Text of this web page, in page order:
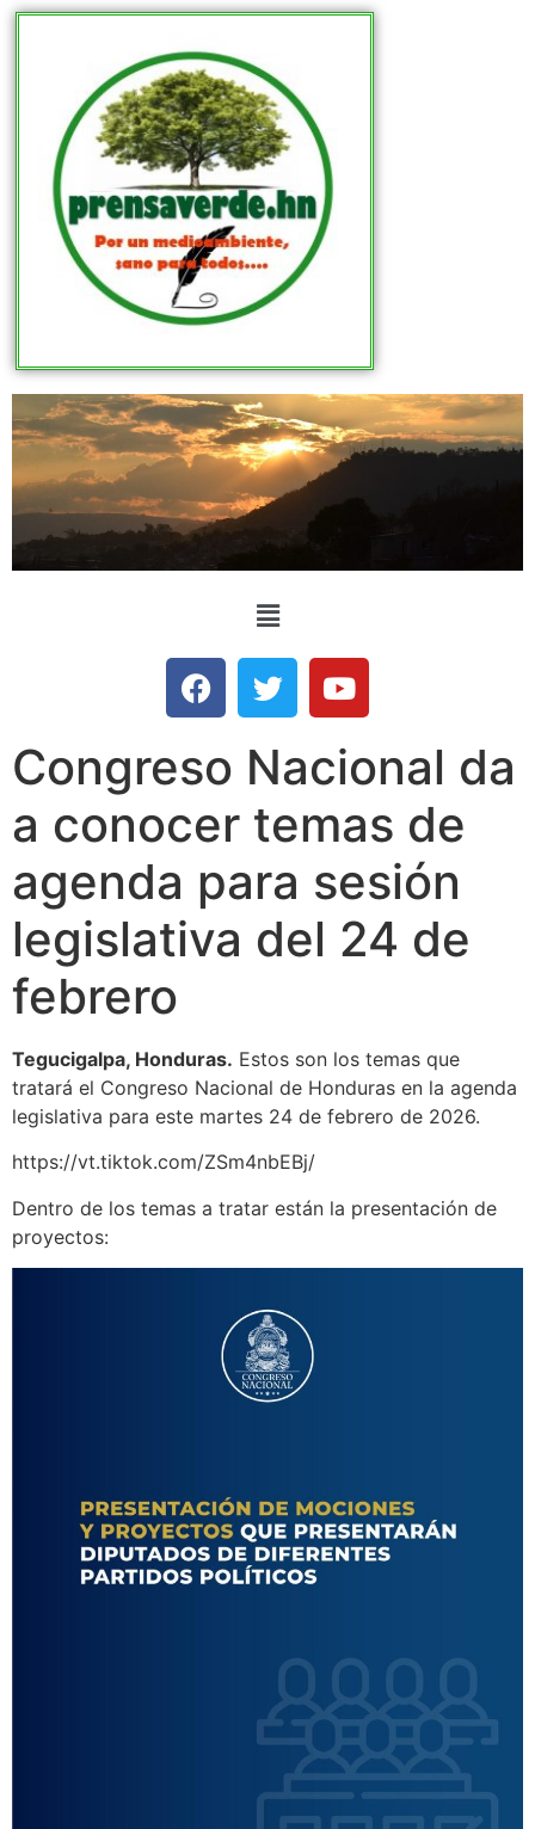
Congreso Nacional da
a conocer temas de
agenda para sesión
legislativa del 24 de
febrero
Tegucigalpa, Honduras. Estos son los temas que
tratará el Congreso Nacional de Honduras en la agenda
legislativa para este martes 24 de febrero de 2026.
https://vt.tiktok.com/ZSm4nbEBj/
Dentro de los temas a tratar están la presentación de
proyectos: